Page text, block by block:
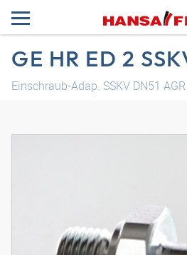
GE HR ED 2
Einschraub-Adap. SSKV DN51